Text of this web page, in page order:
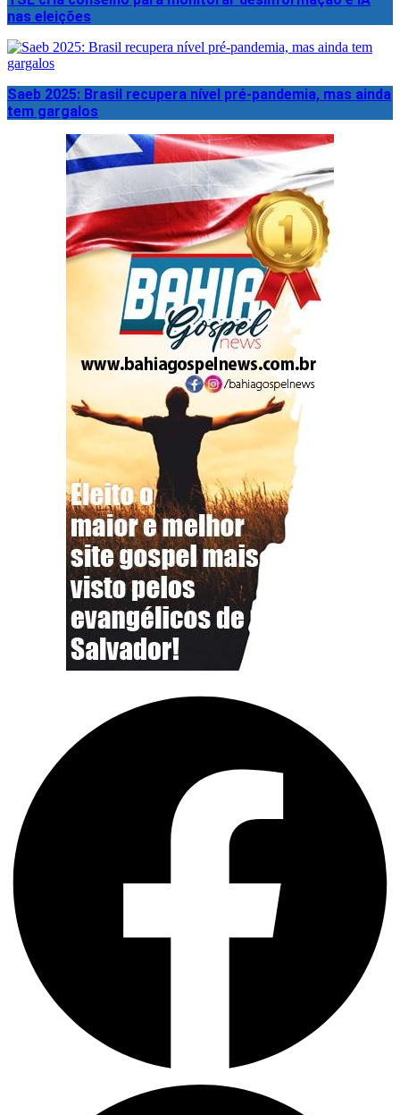
nas eleições
Saeb 2025: Brasil recupera nível pré-pandemia, mas ainda
tem gargalos